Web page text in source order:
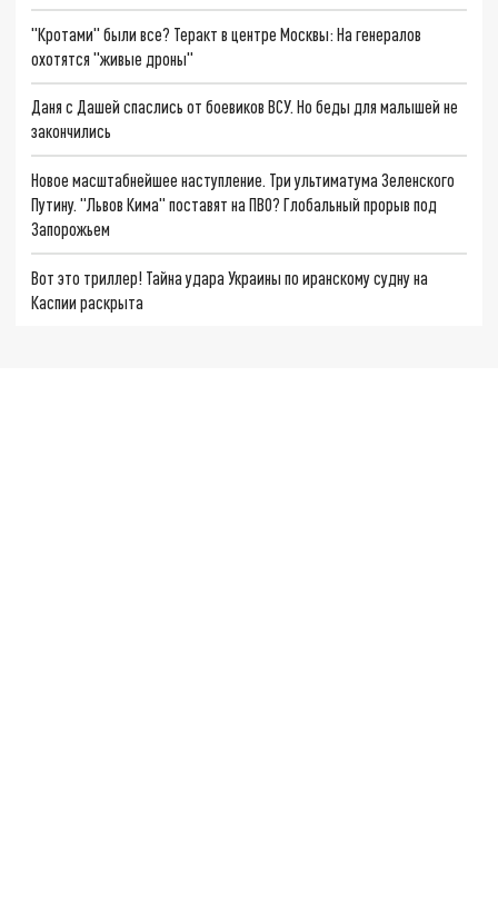
"Кротами" были все? Теракт в центре Москвы: На генералов
охотятся "живые дроны"
Даня с Дашей спаслись от боевиков ВСУ. Но беды для малышей не
закончились
Новое масштабнейшее наступление. Три ультиматума Зеленского
Путину. "Львов Кима" поставят на ПВО? Глобальный прорыв под
Запорожьем
Вот это триллер! Тайна удара Украины по иранскому судну на
Каспии раскрыта